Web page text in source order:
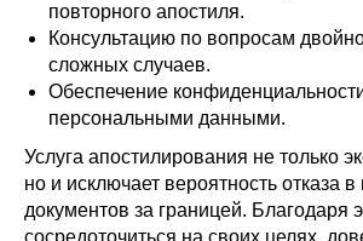
повторного апостиля.
Консультацию по вопросам
сложных случаев.
Обеспечение
персональными данными.
Услуга апостилирования не только
но и исключает вероятность отказа в
документов за границей. Благодаря
сосредоточиться на своих целях,